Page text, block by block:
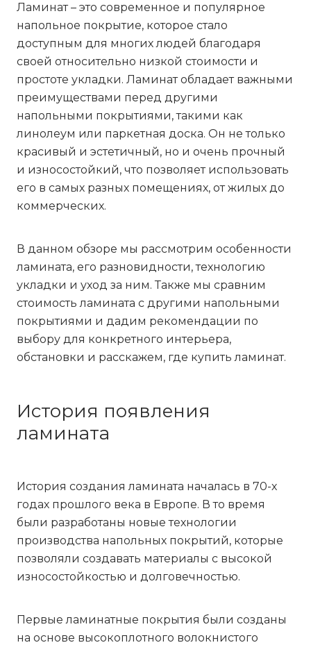
Ламинат – это современное и популярное
напольное покрытие, которое стало
доступным для многих людей благодаря
своей относительно низкой стоимости и
простоте укладки. Ламинат обладает важными
преимуществами перед другими
напольными покрытиями, такими как
линолеум или паркетная доска. Он не только
красивый и эстетичный, но и очень прочный
и износостойкий, что позволяет использовать
его в самых разных помещениях, от жилых до
коммерческих.
В данном обзоре мы рассмотрим особенности
ламината, его разновидности, технологию
укладки и уход за ним. Также мы сравним
стоимость ламината с другими напольными
покрытиями и дадим рекомендации по
выбору для конкретного интерьера,
обстановки и расскажем, где купить ламинат.
История появления
ламината
История создания ламината началась в 70-х
годах прошлого века в Европе. В то время
были разработаны новые технологии
производства напольных покрытий, которые
позволяли создавать материалы с высокой
износостойкостью и долговечностью.
Первые ламинатные покрытия были созданы
на основе высокоплотного волокнистого